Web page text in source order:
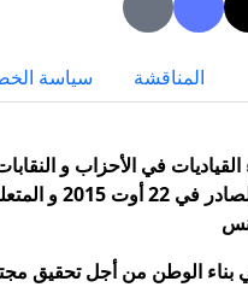
المناقشة سياسة
في الأحزاب و
استغرابنا و
الوطن من أجل تحقيق